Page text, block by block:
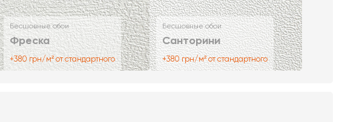
Бесшовные обои
Фреска
+380 грн/м² от стандартного
Бесшовные обои
Санторини
+380 грн/м² от стандартного